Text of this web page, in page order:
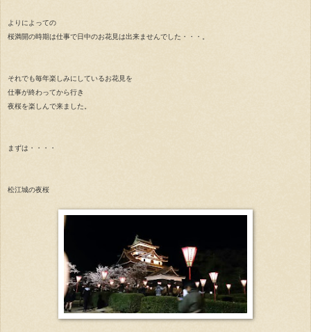
よりによっての
桜満開の時期は仕事で日中のお花見は出来ませんでした・・・。
それでも毎年楽しみにしているお花見を
仕事が終わってから行き
夜桜を楽しんで来ました。
まずは・・・・
松江城の夜桜